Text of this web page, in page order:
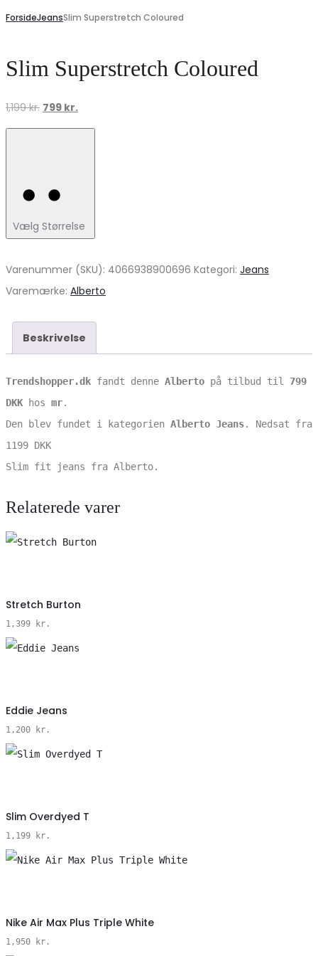
ForsideJeansSlim Superstretch Coloured
Slim Superstretch Coloured
1,199kr. Den
oprindelige
1,199 kr..
799 kr.Den
aktuelle
Vælg Størrelse
Varenummer (SKU): 4066938900696 Kategori: Jeans
Varemærke: Alberto
Beskrivelse
Trendshopper.dk fandt denne Alberto på tilbud til 799
DKK hos mr.
Den blev fundet i kategorien Alberto Jeans. Nedsat fra
1199 DKK
Slim fit jeans fra Alberto.
Relaterede varer
Størrelse
Stretch Burton
1,399 kr.
Størrelse
Eddie Jeans
1,200 kr.
Størrelse
Slim Overdyed T
1,199 kr.
Størrelse
Nike Air Max Plus Triple White
1,950 kr.